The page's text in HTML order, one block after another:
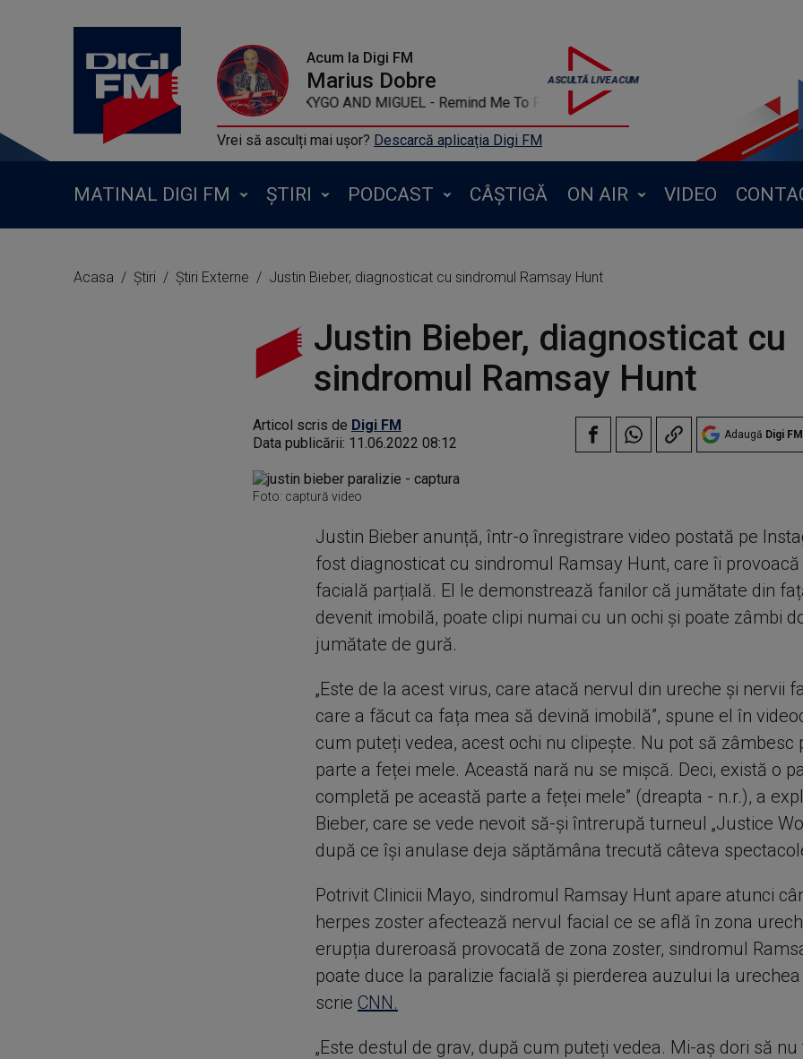
Acum la Digi FM
Marius Dobre
KYGO AND MIGUEL - Remind Me To Forget
Vrei să asculți mai ușor? Descarcă aplicația Digi FM
MATINAL DIGI FM ȘTIRI PODCAST CÂȘTIGĂ ON AIR VIDEO
Acasa Știri Știri Externe Justin Bieber, diagnosticat cu sindromul Ramsay Hunt
Justin Bieber, diagnosticat cu
sindromul Ramsay Hunt
Articol scris de Digi FM
Data publicării: 11.06.2022 08:12 Adaugă Digi FM
Foto: captură video
Justin Bieber anunță, într-o înregistrare video postată pe
fost diagnosticat cu sindromul Ramsay Hunt, care îi
facială parțială. El le demonstrează fanilor că jumătate din
devenit imobilă, poate clipi numai cu un ochi și poate zâmbi
jumătate de gură.
„Este de la acest virus, care atacă nervul din ureche și nervii
care a făcut ca fața mea să devină imobilă”, spune el în
cum puteți vedea, acest ochi nu clipește. Nu pot să zâmbesc
parte a feței mele. Această nară nu se mișcă. Deci, există o
completă pe această parte a feței mele” (dreapta - n.r.), a
Bieber, care se vede nevoit să-și întrerupă turneul „Justice
după ce își anulase deja săptămâna trecută câteva
Potrivit Clinicii Mayo, sindromul Ramsay Hunt apare atunci
herpes zoster afectează nervul facial ce se află în zona
erupția dureroasă provocată de zona zoster, sindromul
poate duce la paralizie facială și pierderea auzului la
scrie CNN.
„Este destul de grav, după cum puteți vedea. Mi-aș dori să nu